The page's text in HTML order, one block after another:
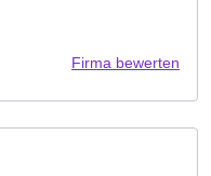
Firma bewerten